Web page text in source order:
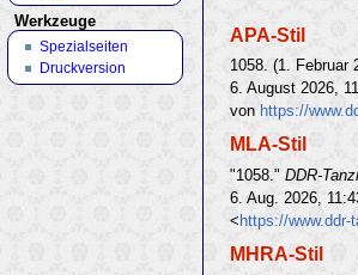
APA-Stil
1058. (1. Februar
6. August 2026,
von https://
MLA-Stil
"1058."DDR-
6. Aug. 2026,
< https://
MHRA-Stil
Werkzeuge
Spezialseiten
Druckversion